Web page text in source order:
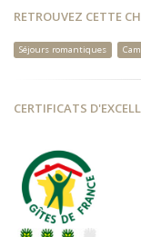
RETROUVEZ CETTE
Séjours romantiques
CERTIFICATS